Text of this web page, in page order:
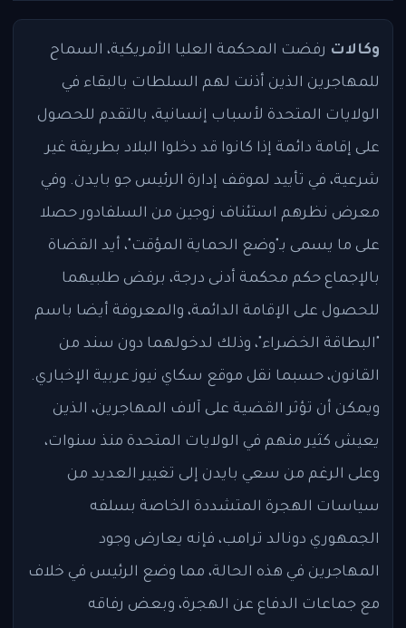
وكالات رفضت المحكمة العليا الأمريكية، السماح
للمهاجرين الذين أذنت لهم السلطات بالبقاء في
الولايات المتحدة لأسباب إنسانية، بالتقدم للحصول
على إقامة دائمة إذا كانوا قد دخلوا البلاد بطريقة غير
شرعية، في تأييد لموقف إدارة الرئيس جو بايدن. وفي
معرض نظرهم استئناف زوجين من السلفادور حصلا
على ما يسمى بـ"وضع الحماية المؤقت"، أيد القضاة
بالإجماع حكم محكمة أدنى درجة، برفض طلبيهما
للحصول على الإقامة الدائمة، والمعروفة أيضا باسم
"البطاقة الخضراء"، وذلك لدخولهما دون سند من
القانون، حسبما نقل موقع سكاي نيوز عربية الإخباري.
ويمكن أن تؤثر القضية على آلاف المهاجرين، الذين
يعيش كثير منهم في الولايات المتحدة منذ سنوات،
وعلى الرغم من سعي بايدن إلى تغيير العديد من
سياسات الهجرة المتشددة الخاصة بسلفه
الجمهوري دونالد ترامب، فإنه يعارض وجود
المهاجرين في هذه الحالة، مما وضع الرئيس في خلاف
مع جماعات الدفاع عن الهجرة، وبعض رفاقه